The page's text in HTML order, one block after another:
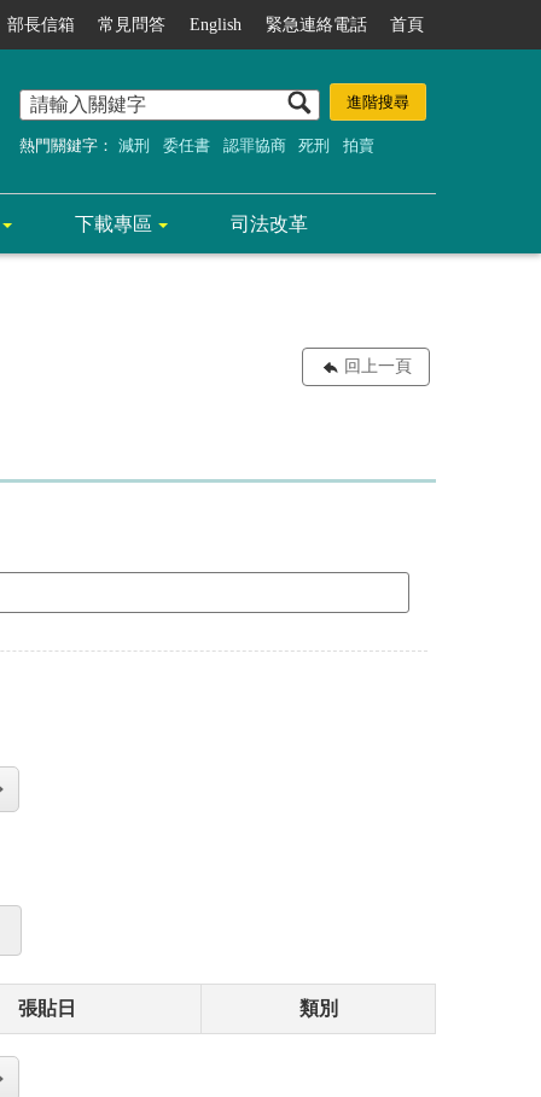
部長信箱 常見問答 English 緊急連絡電話 首頁
熱門關鍵字： 減刑 委任書 認罪協商 死刑 拍賣
下載專區 司法改革
回上一頁
張貼日 類別